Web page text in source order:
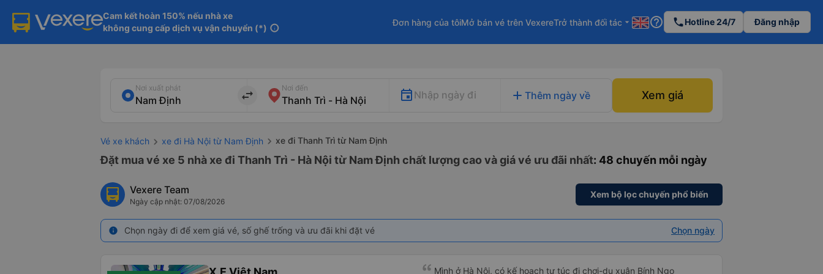
Cam kết hoàn 150% nếu nhà xe
không cung cấp dịch vụ vận chuyển (*) info
Đơn hàng của tôiMở bán vé trên VexereTrở thành đối tác arrow_drop_down help_outline phoneHotline 24/7 Đăng nhập
Nơi xuất phát
import_export
Nơi đến
Nhập ngày đi add Thêm ngày về Xem giá
Vé xe khách xe đi Hà Nội từ Nam Định xe đi Thanh Trì từ Nam Định
Đặt mua vé xe 5 nhà xe đi Thanh Trì - Hà Nội từ Nam Định chất lượng cao và giá vé ưu đãi nhất: 48 chuyến mỗi ngày
Vexere Team
Ngày cập nhật: 07/08/2026
Xem bộ lọc chuyến phổ biến
info Chọn ngày đi để xem giá vé, số ghế trống và ưu đãi khi đặt vé Chọn ngày
Mình ở Hà Nội, có kế hoạch tự túc đi chơi-du xuân Bính Ngọ